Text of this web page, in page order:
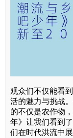
观众们不仅能看
活的魅力与挑战
的不仅是农作物
年》让我们看到
们在时代洪流中